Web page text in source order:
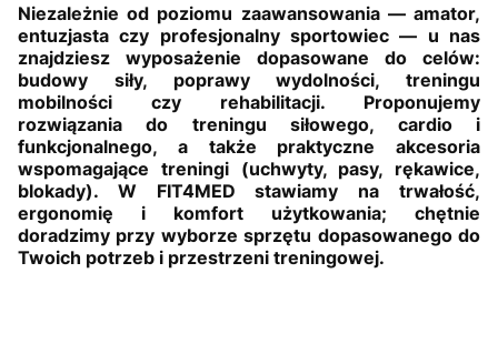
Niezależnie od poziomu zaawansowania — amator,
entuzjasta czy profesjonalny sportowiec — u nas
znajdziesz wyposażenie dopasowane do celów:
budowy siły, poprawy wydolności, treningu
mobilności czy rehabilitacji. Proponujemy
rozwiązania do treningu siłowego, cardio i
funkcjonalnego, a także praktyczne akcesoria
wspomagające treningi (uchwyty, pasy, rękawice,
blokady). W FIT4MED stawiamy na trwałość,
ergonomię i komfort użytkowania; chętnie
doradzimy przy wyborze sprzętu dopasowanego do
Twoich potrzeb i przestrzeni treningowej.